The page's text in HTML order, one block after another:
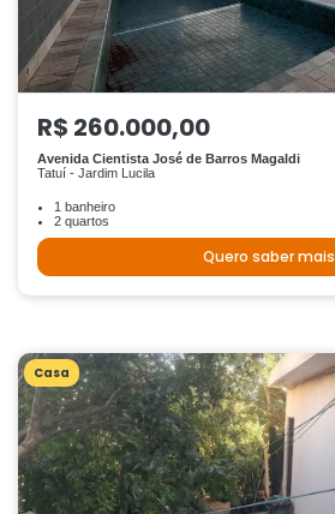
R$ 260.000,00
Avenida Cientista José de Barros Magaldi
Tatuí - Jardim Lucila
1 banheiro
2 quartos
Quero saber mais
Casa